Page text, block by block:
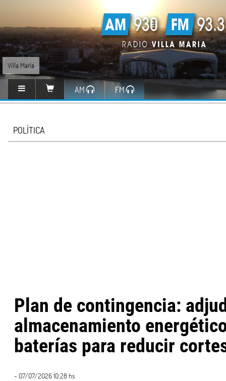
Villa María
AM FM
POLÍTICA
Plan de contingencia:
almacenamiento
baterías para reducir
- 07/07/2026 10:28 hs